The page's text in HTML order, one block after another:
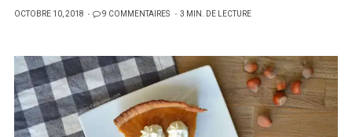
PUBLIÉ
OCTOBRE 10, 2018 9 COMMENTAIRES 3 MIN. DE LECTURE